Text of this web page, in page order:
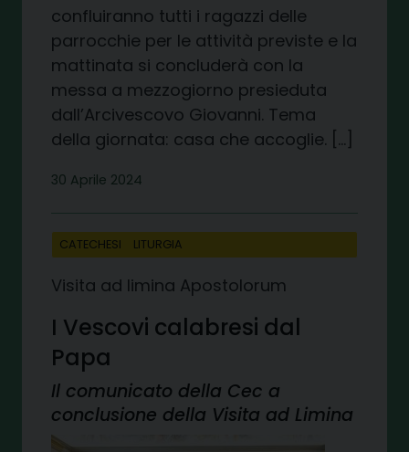
confluiranno tutti i ragazzi delle
parrocchie per le attività previste e la
mattinata si concluderà con la
messa a mezzogiorno presieduta
dall’Arcivescovo Giovanni. Tema
della giornata: casa che accoglie. […]
30 Aprile 2024
CATECHESI LITURGIA
Visita ad limina Apostolorum
I Vescovi calabresi dal
Papa
Il comunicato della Cec a
conclusione della Visita ad Limina